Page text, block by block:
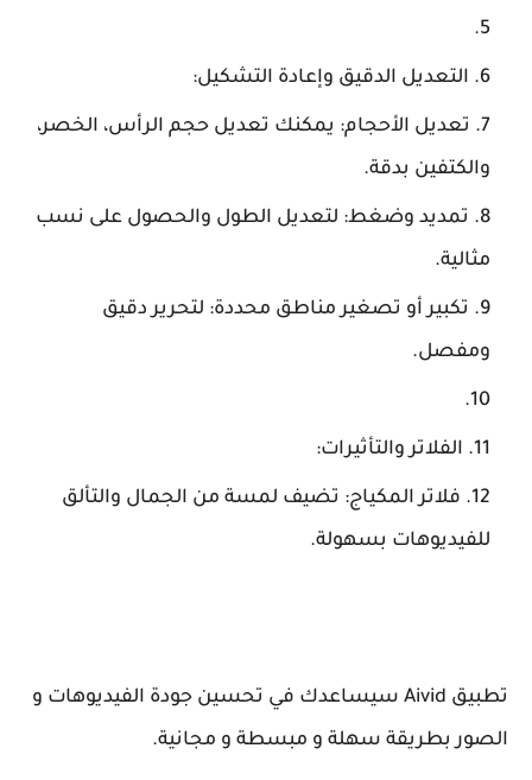
التعديل الدقيق وإعادة التشكيل:
تعديل الأحجام: يمكنك تعديل حجم الرأس، الخصر،
والكتفين بدقة.
تمديد وضغط: لتعديل الطول والحصول على نسب
مثالية.
تكبير أو تصغير مناطق محددة: لتحرير دقيق
ومفصل.
الفلاتر والتأثيرات:
فلاتر المكياج: تضيف لمسة من الجمال والتألق
للفيديوهات بسهولة.
تطبيق Aivid سيساعدك في تحسين جودة الفيديوهات و
الصور بطريقة سهلة و مبسطة و مجانية.